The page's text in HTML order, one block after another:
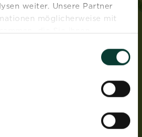
weiter. Unsere Partner
möglicherweise mit
die Sie ihnen
gesammelt haben.
Österreich GmbH
11-13
sind eingetragene Marken
Rasen-Pflaster®,
und HandyGreen® sind Marken
Investments, Inc.